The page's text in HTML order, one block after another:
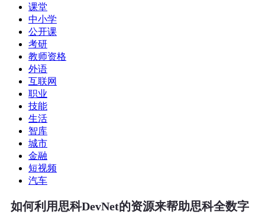
课堂
中小学
公开课
考研
教师资格
外语
互联网
职业
技能
生活
智库
城市
金融
短视频
汽车
如何利用思科DevNet的资源来帮助思科全数字